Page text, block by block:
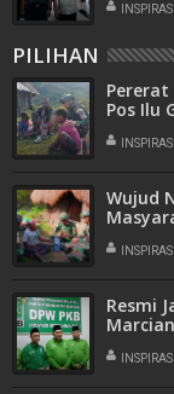
PILIHAN
Pos Ilu
Wujud
Resmi
Nyata